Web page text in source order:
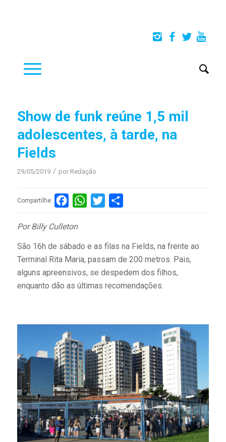
Show de funk reúne 1,5 mil
adolescentes, à tarde, na
Fields
29/05/2019 / por Redação
Compartilhe: FacebookWhatsApp
Twitter
Por Billy Culleton
São 16h de sábado e as filas na Fields, na frente ao
Terminal Rita Maria, passam de 200 metros. Pais,
alguns apreensivos, se despedem dos filhos,
enquanto dão as últimas recomendações.